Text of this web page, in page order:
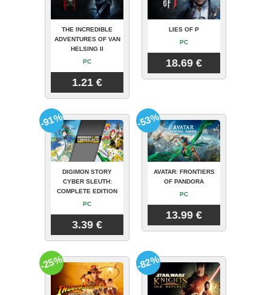
THE INCREDIBLE
ADVENTURES OF VAN
HELSING II
PC
1.21 €
LIES OF P
PC
18.69 €
DIGIMON STORY
CYBER SLEUTH:
COMPLETE EDITION
PC
3.39 €
-91%
AVATAR: FRONTIERS
OF PANDORA
PC
13.99 €
-53%
-25% -82%